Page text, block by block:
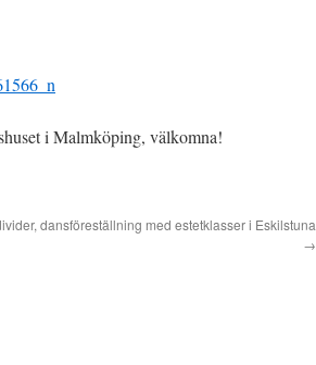
i Malmköping, välkomna!
dansföreställning med estetklasser i Eskilstuna
→